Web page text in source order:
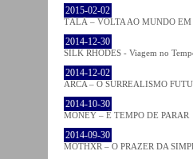
2015-02-02
TĀLĀ – VOLTA AO MUNDO EM
2014-12-30
SILK RHODES - Viagem no
2014-12-02
ARCA – O SURREALISMO
2014-10-30
MONEY – É TEMPO DE PARAR
2014-09-30
MOTHXR – O PRAZER DA